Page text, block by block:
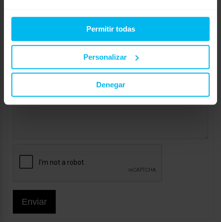
Permitir todas
Personalizar
Denegar
Enviar